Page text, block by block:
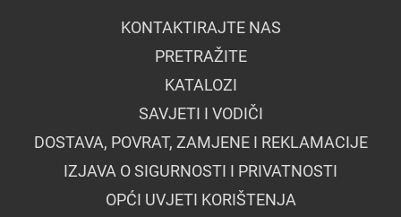
KONTAKTIRAJTE NAS
PRETRAŽITE
KATALOZI
SAVJETI I VODIČI
DOSTAVA, POVRAT, ZAMJENE I REKLAMACIJE
IZJAVA O SIGURNOSTI I PRIVATNOSTI
OPĆI UVJETI KORIŠTENJA